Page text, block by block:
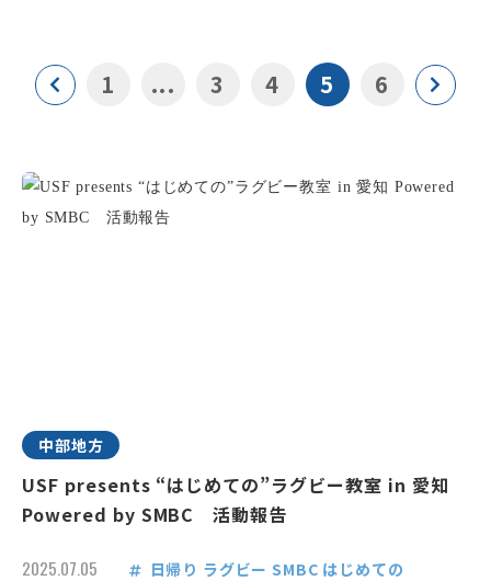
1 ... 3 4 5 6
中部地方
USF presents “はじめての”ラグビー教室 in 愛知
Powered by SMBC 活動報告
2025.07.05 日帰り ラグビー SMBC はじめての